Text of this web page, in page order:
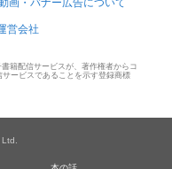
画・バナー広告について
営会社
籍配信サービスが、著作権者からコ
ービスであることを示す登録商標